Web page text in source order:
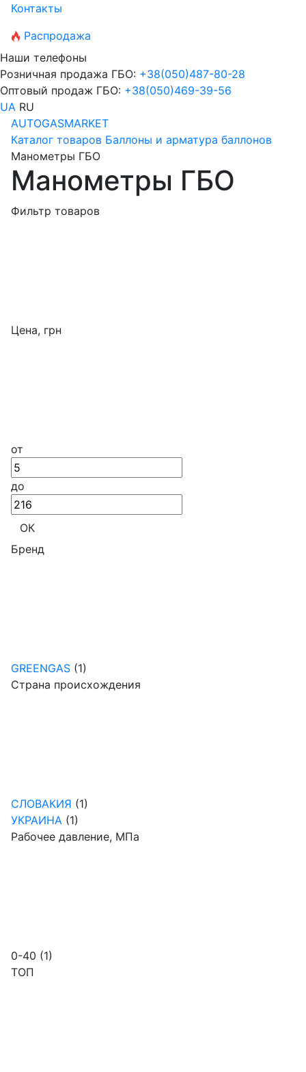
Контакты
Распродажа
Наши телефоны
Розничная продажа ГБО: +38(050)487-80-28
Оптовый продаж ГБО: +38(050)469-39-56
UA RU
AUTOGASMARKET
Каталог товаров Баллоны и арматура баллонов
Манометры ГБО
Манометры ГБО
Фильтр товаров
Цена, грн
от
до
ОК
Бренд
GREENGAS (1)
Страна происхождения
СЛОВАКИЯ (1)
УКРАИНА (1)
Рабочее давление, МПа
0-40 (1)
ТОП